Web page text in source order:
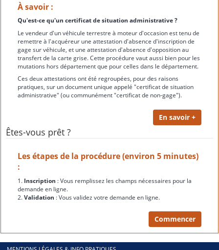
À savoir :
Qu'est-ce qu'un certificat de situation administrative ?
Le vendeur d'un véhicule terrestre à moteur d'occasion est tenu de
remettre à l'acquéreur une attestation d'absence d'inscription de
gage sur véhicule, et une attestation d'absence d'opposition au
transfert de la carte grise. Cette procédure vaut aussi bien pour les
mutations hors département que pour celles dans le département.
Ces deux attestations ont été regroupées, pour des raisons
pratiques, sur un document unique appelé "certificat de situation
administrative" (ou communément "certificat de non-gage").
Êtes-vous prêt ?
Les étapes de la procédure (environ 5 minutes)
:
1. Inscription : Vous remplissez les champs nécessaires pour la
demande en ligne.
2.Validation : Vous validez votre demande en ligne.